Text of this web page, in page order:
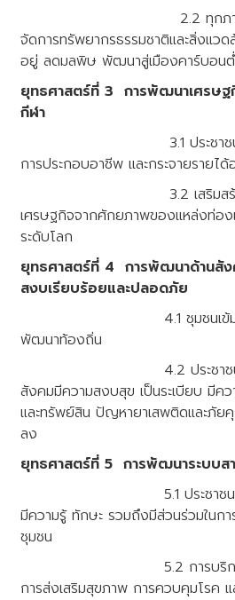
2.2 ทุกภ
จัดการทรัพยากรธรรมชาติและสิ่งแว
อยู่ ลดมลพิษ พัฒนาสู่เมืองคาร์บอน
ยุทธศาสตร์ที่ 3 การพัฒนาเศรษฐ
กีฬา
3.1 ประชาชนได้รับก
การประกอบอาชีพ และกระจายรายไ
3.2 เสริมสร้างโอกา
เศรษฐกิจจากศักยภาพของแหล่งท่อง
ระดับโลก
ยุทธศาสตร์ที่ 4 การพัฒนาด้านสัง
สงบเรียบร้อยและปลอดภัย
4.1 ชุมชนเข้มแข็งและ
พัฒนาท้องถิ่น
4.2 ประชาชนมีคุณ
สังคมมีความสงบสุข เป็นระเบียบ มีค
และทรัพย์สิน ปัญหายาเสพติดและภัย
ลง
ยุทธศาสตร์ที่ 5 การพัฒนาระบบส
5.1 ประชาชนมีสุขภาว
มีความรู้ ทักษะ รวมถึงมีส่วนร่วมในก
ชุมชน
5.2 การบริการด้านก
การส่งเสริมสุขภาพ การควบคุมโรค